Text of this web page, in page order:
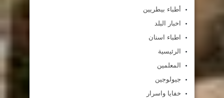
أطباء بيطريين
اخبار البلد
اطباء اسنان
الرئيسية
المعلمين
جيولوجين
خفايا واسرار